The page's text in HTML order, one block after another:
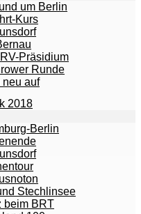
um Berlin
Kurs
Präsidium
Runde
neu auf
2018
Berlin
Stechlinsee
beim BRT